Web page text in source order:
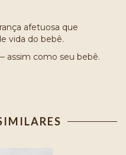
afetuosa que
vida do bebê.
assim como seu bebê.